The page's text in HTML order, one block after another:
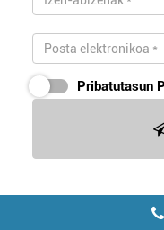
Pribatutasun